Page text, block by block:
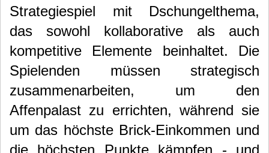
Strategiespiel mit Dschungelthema,
das sowohl kollaborative als auch
kompetitive Elemente beinhaltet. Die
Spielenden müssen strategisch
zusammenarbeiten, um den
Affenpalast zu errichten, während sie
um das höchste Brick-Einkommen und
die höchsten Punkte kämpfen - und